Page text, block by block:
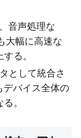
音声処理な
大幅に高速な
る。
として統合さ
デバイス全体の
。